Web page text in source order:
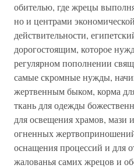
обителью, где жрецы
но и центрами
действительности,
дорогостоящим, которое
регулярном пополнении
самые скромные нужды,
жертвенным быком, корма
ткань для одежды
для освещения храмов, мази
огненных
оснащения процессий и для
жалованья самих жрецов и